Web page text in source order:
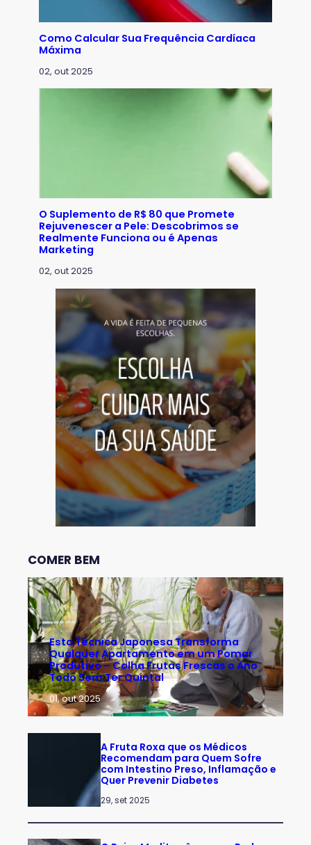
Como Calcular Sua Frequência Cardíaca
Máxima
02, out 2025
O Suplemento de R$ 80 que Promete
Rejuvenescer a Pele: Descobrimos se
Realmente Funciona ou é Apenas
Marketing
02, out 2025
COMER BEM
Esta Técnica Japonesa Transforma
Qualquer Apartamento em um Pomar
Produtivo – Colha Frutas Frescas o Ano
Todo Sem Ter Quintal
01, out 2025
A Fruta Roxa que os Médicos
Recomendam para Quem Sofre
com Intestino Preso, Inflamação e
Quer Prevenir Diabetes
29, set 2025